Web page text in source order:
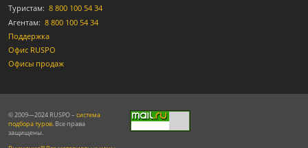
Туристам: 8 800 100 54 34
Агентам: 8 800 100 54 34
Поддержка
Офис RUSPO
Офисы продаж
© 2009—2024 RUSPO – система
подбора туров. Все права
защищены.